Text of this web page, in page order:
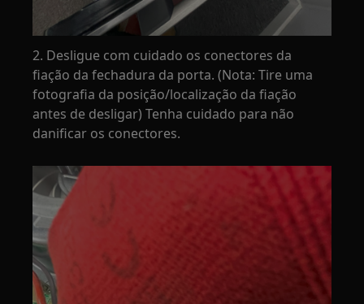
2. Desligue com cuidado os conectores da
fiação da fechadura da porta. (Nota: Tire uma
fotografia da posição/localização da fiação
antes de desligar) Tenha cuidado para não
danificar os conectores.